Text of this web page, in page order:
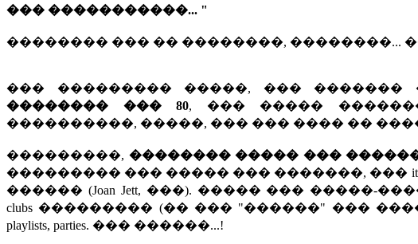
��� �����������... "
�������� ��� �� ��������, ��������...
��� ��������� �����, ��� �������
�������� ��� 80, ��� �����
����������, �����, ��� ��� ���� ��
���������, �������� ����� ���
��������� ��� ����� ��� �������, ��� italo-
������ (Joan Jett, ���). ����� ��� �����-
clubs ��������� (�� ��� "������" ���
playlists, parties. ��� ������...!